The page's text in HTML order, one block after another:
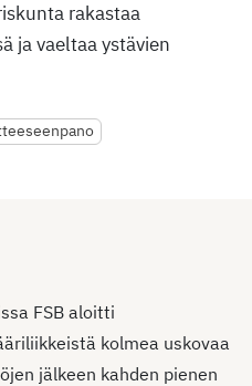
rakastaa
ja vaeltaa ystävien
FSB aloitti
kolmea uskovaa
jälkeen kahden pienen